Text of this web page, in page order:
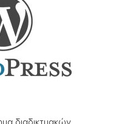
διαδικτυακών